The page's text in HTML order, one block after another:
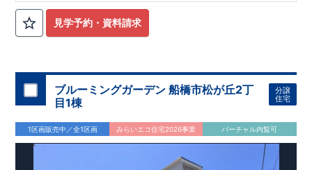
び・プール等）わんちゃんの遊び場などで活用も！ ③ 広々
とした解放感で日々の暮らしが豊かに♪
見学予約・資料請求
ブルーミングガーデン 船橋市松が丘2丁
目1棟
分譲
住宅
1区画販売中／全1区画 みらいエコ住宅2026事業 バーチャル内覧可